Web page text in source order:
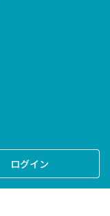
ログイン